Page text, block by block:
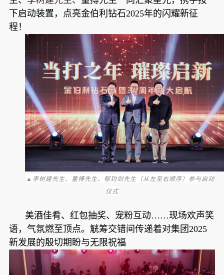
下启动装置，点亮金伯利钻石2025年的闪耀新征
程！
▲李树建先生、董搏先生、郁钧剑先生（从左至右顺序）参与启动
仪式
美酒佳肴、红包抽奖、宠粉互动……现场欢声笑
语，气氛燃至顶点。觥筹交错间传递着对集团2025
新发展的殷切期盼与无限祝福